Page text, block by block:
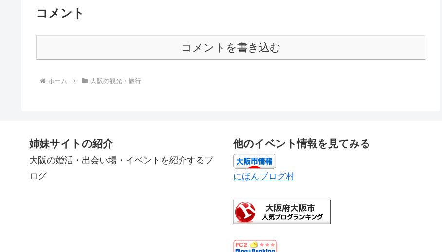
コメント
コメントを書き込む
ホーム 大阪の観光・旅行
姉妹サイトの紹介
大阪の婚活・出会い場・イベントを紹介するブ
ログ
他のイベント情報を見てみる
にほんブログ村